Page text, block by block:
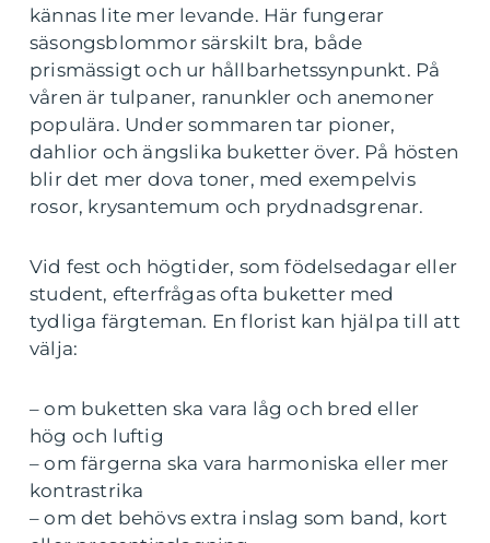
kännas lite mer levande. Här fungerar
säsongsblommor särskilt bra, både
prismässigt och ur hållbarhetssynpunkt. På
våren är tulpaner, ranunkler och anemoner
populära. Under sommaren tar pioner,
dahlior och ängslika buketter över. På hösten
blir det mer dova toner, med exempelvis
rosor, krysantemum och prydnadsgrenar.
Vid fest och högtider, som födelsedagar eller
student, efterfrågas ofta buketter med
tydliga färgteman. En florist kan hjälpa till att
välja:
– om buketten ska vara låg och bred eller
hög och luftig
– om färgerna ska vara harmoniska eller mer
kontrastrika
– om det behövs extra inslag som band, kort